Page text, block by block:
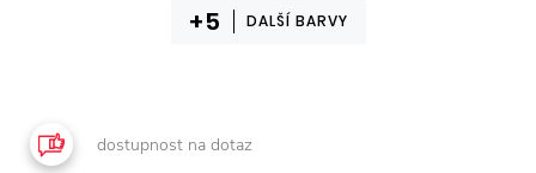
DALŠÍ BARVY
dostupnost na dotaz